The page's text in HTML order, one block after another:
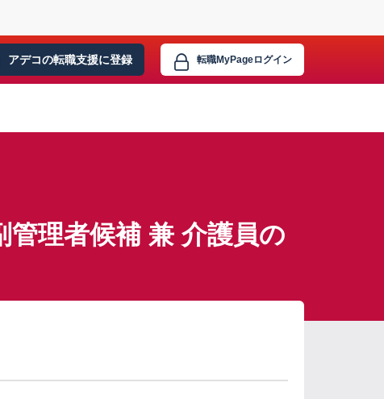
アデコの転職支援に登録 転職MyPageログイン
理者候補 兼 介護員の